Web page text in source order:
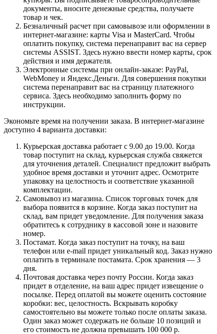
документы, вносите денежные средства, получаете
товар и чек.
Безналичный расчет при самовывозе или оформлении в
интернет-магазине: карты Visa и MasterCard. Чтобы
оплатить покупку, система перенаправит вас на сервер
системы ASSIST. Здесь нужно ввести номер карты, срок
действия и имя держателя.
Электронные системы при онлайн-заказе: PayPal,
WebMoney и Яндекс.Деньги. Для совершения покупки
система перенаправит вас на страницу платежного
сервиса. Здесь необходимо заполнить форму по
инструкции.
Экономьте время на получении заказа. В интернет-магазине
доступно 4 варианта доставки:
Курьерская доставка работает с 9.00 до 19.00. Когда
товар поступит на склад, курьерская служба свяжется
для уточнения деталей. Специалист предложит выбрать
удобное время доставки и уточнит адрес. Осмотрите
упаковку на целостность и соответствие указанной
комплектации.
Самовывоз из магазина. Список торговых точек для
выбора появится в корзине. Когда заказ поступит на
склад, вам придет уведомление. Для получения заказа
обратитесь к сотруднику в кассовой зоне и назовите
номер.
Постамат. Когда заказ поступит на точку, на ваш
телефон или e-mail придет уникальный код. Заказ нужно
оплатить в терминале постамата. Срок хранения — 3
дня.
Почтовая доставка через почту России. Когда заказ
придет в отделение, на ваш адрес придет извещение о
посылке. Перед оплатой вы можете оценить состояние
коробки: вес, целостность. Вскрывать коробку
самостоятельно вы можете только после оплаты заказа.
Один заказ может содержать не больше 10 позиций и
его стоимость не должна превышать 100 000 р.